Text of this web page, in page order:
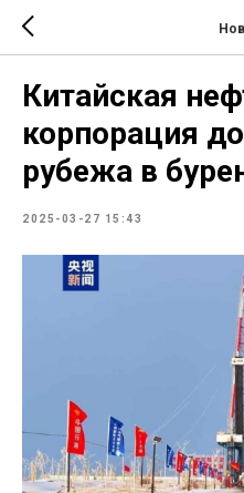
Китайская
корпорация
рубежа в
2025-03-27 15:43